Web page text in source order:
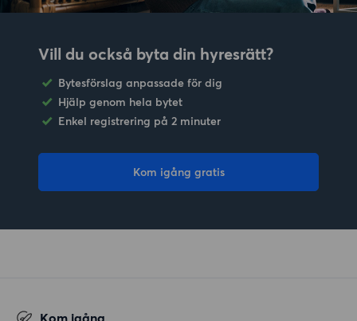
Vill du också byta din hyresrätt?
Bytesförslag anpassade för dig
Hjälp genom hela bytet
Enkel registrering på 2 minuter
Kom igång gratis
Kom igång